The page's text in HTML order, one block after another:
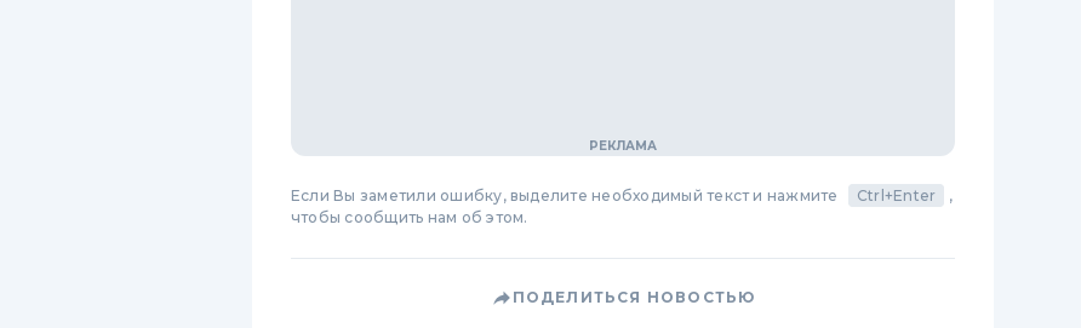
Если Вы заметили ошибку, выделите необходимый текст и нажмите Ctrl+Enter
,
чтобы сообщить нам об этом.
ПОДЕЛИТЬСЯ НОВОСТЬЮ